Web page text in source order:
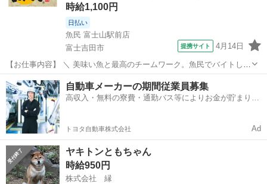
時給1,100円
日払い
魚民 富士山駅前店
富士吉田市
提携サイト 4月14日
【お仕事内容】 ＼ 美味い魚と最高のチームワーク。魚民でバイトしよ
う！ ／ ・魚民で働くってこんな感じ！
―――――――――――――― 「魚民」は、気取らない和の空間でお
いしい料理と時間を楽しめる居酒屋です。 和風を大切に...
山梨 富士吉田市
自動車メーカーの期間従業員募集
高収入・無料の寮費・通勤バス等によりお金が貯まりや
トヨタ自動車株式会社 Ad
ヤキトンともちゃん
時給950円
株式会社 縁